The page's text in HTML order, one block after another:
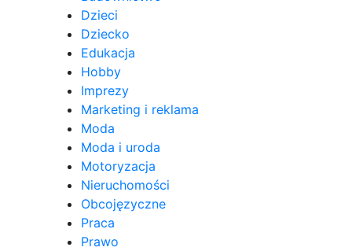
Dzieci
Dziecko
Edukacja
Hobby
Imprezy
Marketing i reklama
Moda
Moda i uroda
Motoryzacja
Nieruchomości
Obcojęzyczne
Praca
Prawo